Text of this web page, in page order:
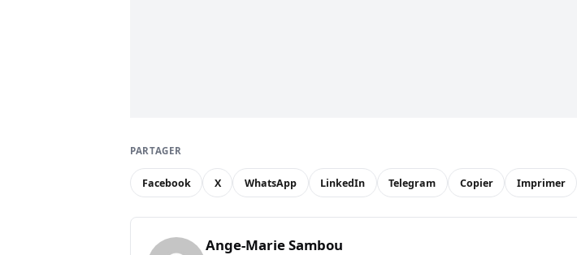
PARTAGER
Facebook X WhatsApp LinkedIn Telegram Copier Imprimer
Ange-Marie Sambou